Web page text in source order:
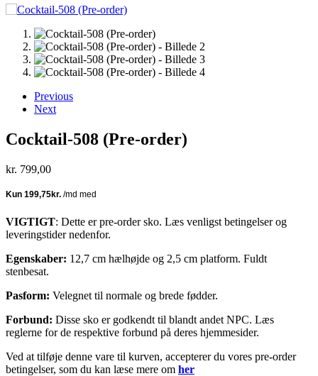
Previous
Next
Cocktail-508 (Pre-order)
kr. 799,00
VIGTIGT: Dette er pre-order sko. Læs venligst betingelser og
leveringstider nedenfor.
Egenskaber: 12,7 cm hælhøjde og 2,5 cm platform. Fuldt
stenbesat.
Pasform: Velegnet til normale og brede fødder.
Forbund: Disse sko er godkendt til blandt andet NPC. Læs
reglerne for de respektive forbund på deres hjemmesider.
Ved at tilføje denne vare til kurven, accepterer du vores pre-order
betingelser, som du kan læse mere om her